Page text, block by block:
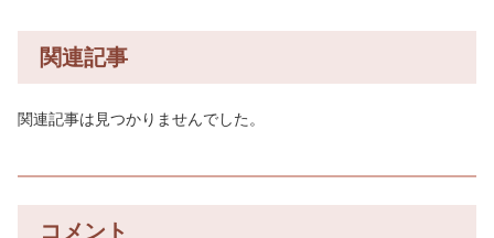
関連記事
関連記事は見つかりませんでした。
コメント